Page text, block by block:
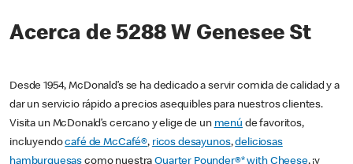
Acerca de 5288 W Genesee St
Desde 1954, McDonald’s se ha dedicado a servir comida de calidad y a
dar un servicio rápido a precios asequibles para nuestros clientes.
Visita un McDonald’s cercano y elige de un menú de favoritos,
incluyendocafé de McCafé®, ricos desayunos,deliciosas
hamburguesas como nuestraQuarter Pounder®* with Cheese, ¡y